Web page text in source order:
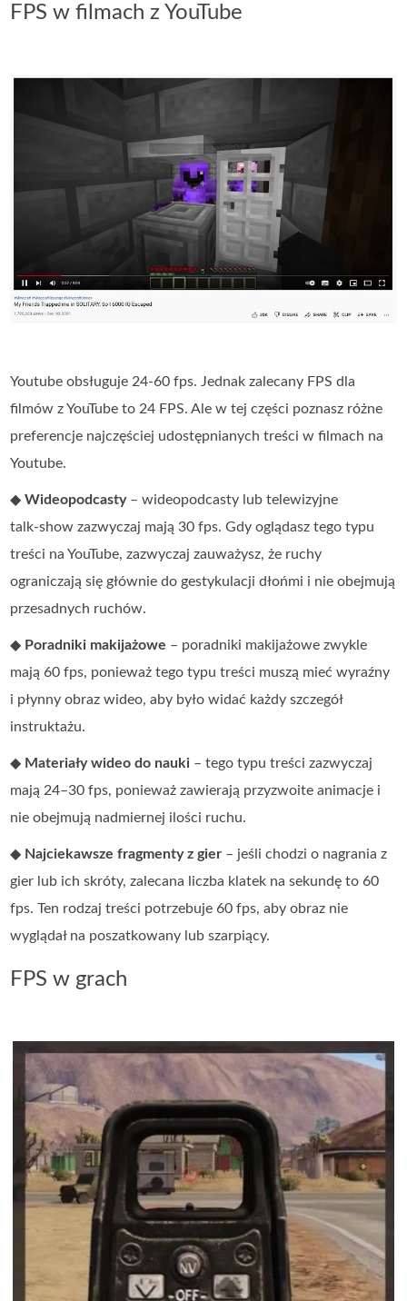
FPS w filmach z YouTube
Youtube obsługuje 24-60 fps. Jednak zalecany FPS dla
filmów z YouTube to 24 FPS. Ale w tej części poznasz różne
preferencje najczęściej udostępnianych treści w filmach na
Youtube.
◆Wideopodcasty– wideopodcasty lub telewizyjne
talk‑show zazwyczaj mają 30 fps. Gdy oglądasz tego typu
treści na YouTube, zazwyczaj zauważysz, że ruchy
ograniczają się głównie do gestykulacji dłońmi i nie obejmują
przesadnych ruchów.
◆ Poradniki makijażowe – poradniki makijażowe zwykle
mają 60 fps, ponieważ tego typu treści muszą mieć wyraźny
i płynny obraz wideo, aby było widać każdy szczegół
instruktażu.
◆ Materiały wideo do nauki – tego typu treści zazwyczaj
mają 24–30 fps, ponieważ zawierają przyzwoite animacje i
nie obejmują nadmiernej ilości ruchu.
◆ Najciekawsze fragmenty z gier – jeśli chodzi o nagrania z
gier lub ich skróty, zalecana liczba klatek na sekundę to 60
fps. Ten rodzaj treści potrzebuje 60 fps, aby obraz nie
wyglądał na poszatkowany lub szarpiący.
FPS w grach